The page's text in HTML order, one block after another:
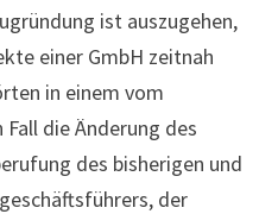
ist auszugehen,
einer GmbH zeitnah
in einem vom
die Änderung des
des bisherigen und
der